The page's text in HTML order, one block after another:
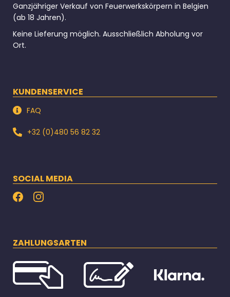
Ganzjähriger Verkauf von Feuerwerkskörpern in Belgien
(ab 18 Jahren).
Keine Lieferung möglich. Ausschließlich Abholung vor
Ort.
KUNDENSERVICE
FAQ
+32 (0)480 56 82 32
SOCIAL MEDIA
ZAHLUNGSARTEN